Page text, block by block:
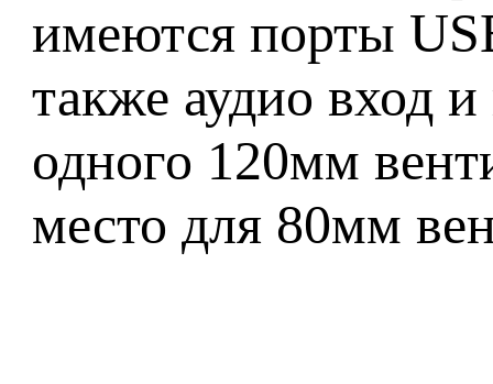
имеются порты
также аудио вход
одного 120мм
место для 80мм